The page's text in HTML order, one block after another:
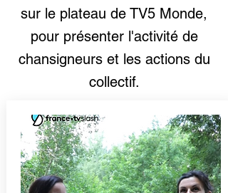
sur le plateau de TV5 Monde,
pour présenter l'activité de
chansigneurs et les actions du
collectif.